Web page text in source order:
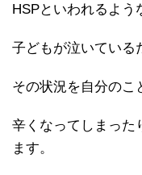
HSPといわれるよう
子どもが泣いている
その状況を自分のこ
辛くなってしまった
ます。